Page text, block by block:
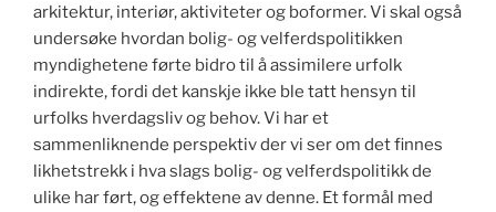
arkitektur, interiør, aktiviteter og boformer. Vi skal også
undersøke hvordan bolig- og velferdspolitikken
myndighetene førte bidro til å assimilere urfolk
indirekte, fordi det kanskje ikke ble tatt hensyn til
urfolks hverdagsliv og behov. Vi har et
sammenliknende perspektiv der vi ser om det finnes
likhetstrekk i hva slags bolig- og velferdspolitikk de
ulike har ført, og effektene av denne. Et formål med